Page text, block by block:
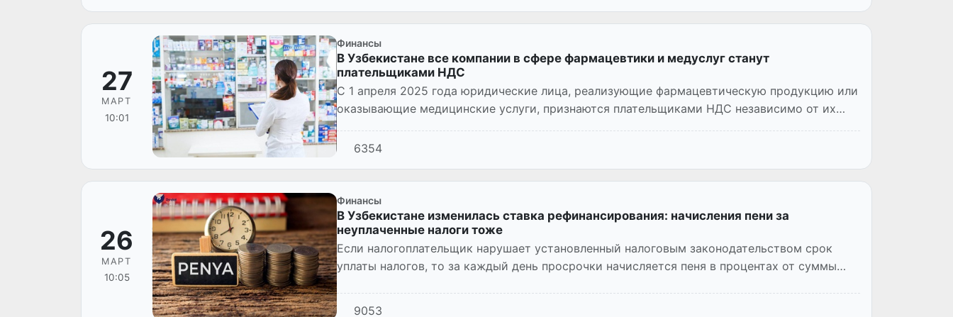
27
МАРТ
10:01
Финансы
В Узбекистане все компании в сфере фармацевтики и медуслуг станут
плательщиками НДС
С 1 апреля 2025 года юридические лица, реализующие фармацевтическую продукцию или
оказывающие медицинские услуги, признаются плательщиками НДС независимо от их
6354
26
МАРТ
10:05
Финансы
В Узбекистане изменилась ставка рефинансирования: начисления пени за
неуплаченные налоги тоже
Если налогоплательщик нарушает установленный налоговым законодательством срок
уплаты налогов, то за каждый день просрочки начисляется пеня в процентах от суммы
9053